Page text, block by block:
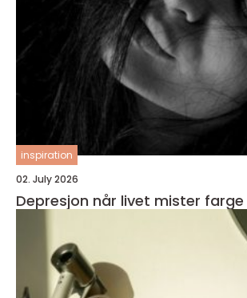
inspiration
02. July 2026
Depresjon når livet mister farge